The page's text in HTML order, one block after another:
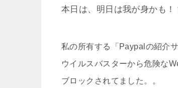
本日は、明日は我が身かも！
私の所有する「Paypalの紹介サ
ウイルスバスターから危険な
ブロックされてました。。